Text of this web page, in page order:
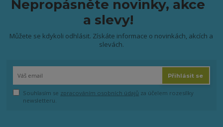
Nepropásněte novinky, akce
a slevy!
Můžete se kdykoli odhlásit. Získáte informace o novinkách, akcích a
slevách.
Přihlásit se
Souhlasím se zpracováním osobních údajů za účelem rozesílky
newsletteru.